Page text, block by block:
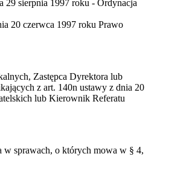
29 sierpnia 1997 roku - Ordynacja
20 czerwca 1997 roku Prawo
Zastępca Dyrektora lub
z art. 140n ustawy z dnia 20
lub Kierownik Referatu
w sprawach, o których mowa w § 4,